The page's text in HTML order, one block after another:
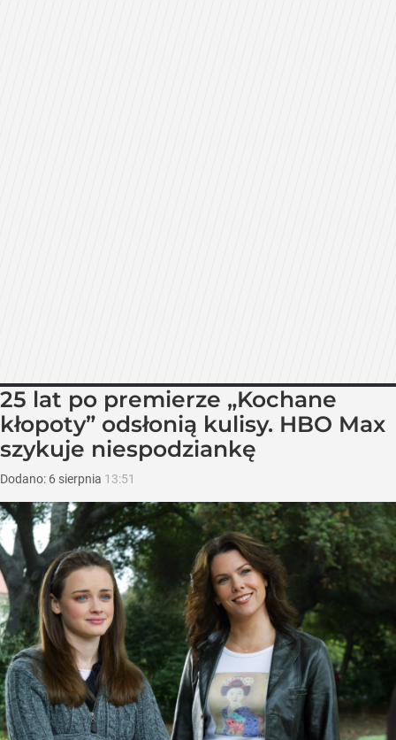
25 lat po premierze „Kochane
kłopoty” odsłonią kulisy. HBO Max
szykuje niespodziankę
Dodano: 6 sierpnia 13:51